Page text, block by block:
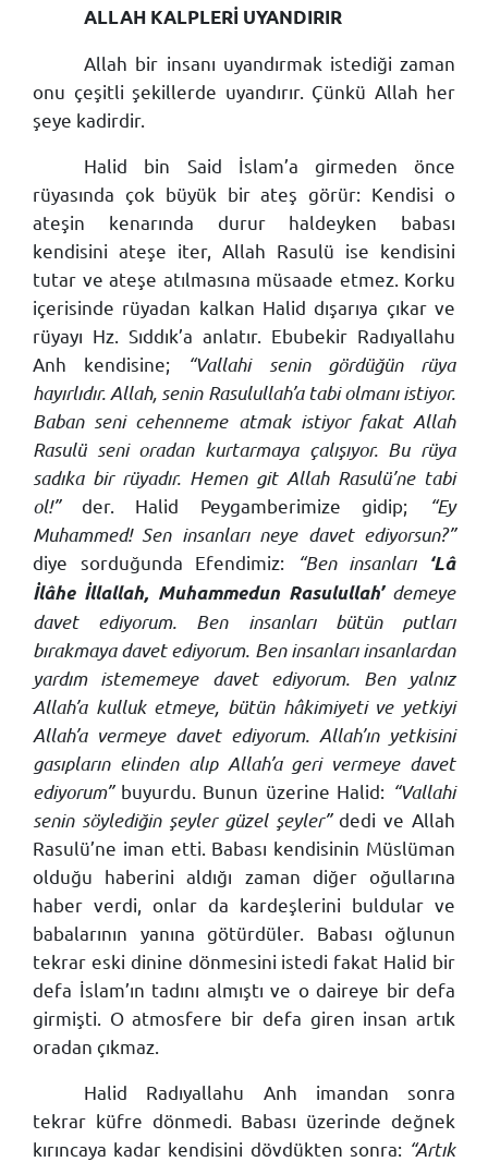
ALLAH KALPLERİ UYANDIRIR
Allah bir insanı uyandırmak istediği zaman
onu çeşitli şekillerde uyandırır. Çünkü Allah her
şeye kadirdir.
Halid bin Said İslam’a girmeden önce
rüyasında çok büyük bir ateş görür: Kendisi o
ateşin kenarında durur haldeyken babası
kendisini ateşe iter, Allah Rasulü ise kendisini
tutar ve ateşe atılmasına müsaade etmez. Korku
içerisinde rüyadan kalkan Halid dışarıya çıkar ve
rüyayı Hz. Sıddık’a anlatır. Ebubekir Radıyallahu
Anh kendisine;
“Vallahi senin gördüğün rüya
hayırlıdır. Allah, senin Rasulullah’a tabi olmanı istiyor.
Baban seni cehenneme atmak istiyor fakat Allah
Rasulü seni oradan kurtarmaya çalışıyor. Bu rüya
sadıka bir rüyadır. Hemen git Allah Rasulü’ne tabi
ol!”der. Halid Peygamberimize gidip;
“Ey
Muhammed! Sen insanları neye davet ediyorsun?”
diye sorduğunda Efendimiz: “Ben insanları ‘Lâ
İlâhe İllallah, Muhammedun Rasulullah’demeye
davet ediyorum. Ben insanları bütün putları
bırakmaya davet ediyorum. Ben insanları insanlardan
yardım istememeye davet ediyorum. Ben yalnız
Allah’a kulluk etmeye, bütün hâkimiyeti ve yetkiyi
Allah’a vermeye davet ediyorum. Allah’ın yetkisini
gasıpların elinden alıp Allah’a geri vermeye davet
ediyorum”buyurdu. Bunun üzerine Halid: “Vallahi
senin söylediğin şeyler güzel şeyler”dedi ve Allah
Rasulü’ne iman etti. Babası kendisinin Müslüman
olduğu haberini aldığı zaman diğer oğullarına
haber verdi, onlar da kardeşlerini buldular ve
babalarının yanına götürdüler. Babası oğlunun
tekrar eski dinine dönmesini istedi fakat Halid bir
defa İslam’ın tadını almıştı ve o daireye bir defa
girmişti. O atmosfere bir defa giren insan artık
oradan çıkmaz.
Halid Radıyallahu Anh imandan sonra
tekrar küfre dönmedi. Babası üzerinde değnek
kırıncaya kadar kendisini dövdükten sonra: “Artık